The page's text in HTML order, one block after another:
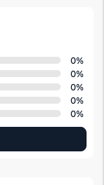
0%
0%
0%
0%
0%